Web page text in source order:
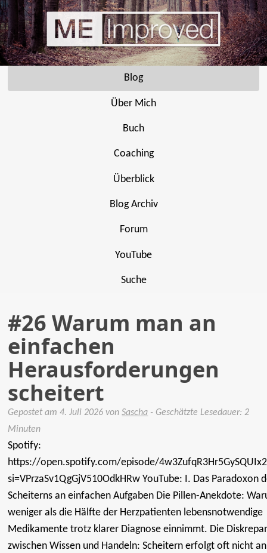
Blog
Über Mich
Buch
Coaching
Überblick
Blog Archiv
Forum
YouTube
Suche
#26 Warum man an
einfachen
Herausforderungen
scheitert
Gepostet am4. Juli 2026vonSascha - Geschätzte Lesedauer: 2
Minuten
Spotify:
https://open.spotify.com/episode/
si=VPrzaSv1QgGjV510OdkHRw YouTube: I. Das Paradoxon
Scheiterns an einfachen Aufgaben Die Pillen-Anekdote:
weniger als die Hälfte der Herzpatienten lebensnotwendige
Medikamente trotz klarer Diagnose einnimmt. Die
zwischen Wissen und Handeln: Scheitern erfolgt oft nicht an